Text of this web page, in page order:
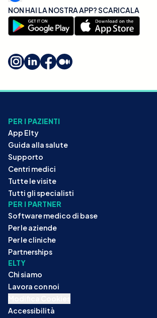
NON HAI LA NOSTRA APP? SCARICALA
PER I PAZIENTI
App Elty
Guida alla salute
Supporto
Centri medici
Tutte le visite
Tutti gli specialisti
PER I PARTNER
Software medico di base
Per le aziende
Per le cliniche
Partnerships
ELTY
Chi siamo
Lavora con noi
Accessibilità